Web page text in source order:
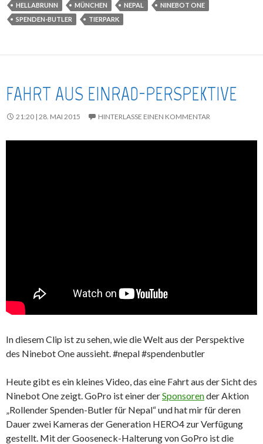
HELLABRUNN MÜNCHEN NEPAL
NINEBOT ONE
SPENDEN-BUTLER
TIERPARK
FAHRT AUS EINRAD-PERSPEKTIVE
21:20 | 28. MAI 2015 HINTERLASSE EINEN KOMMENTAR
In diesem Clip ist zu sehen, wie die Welt aus der Perspektive
des Ninebot One aussieht. #nepal #spendenbutler
Heute gibt es ein kleines Video, das eine Fahrt aus der Sicht des
Ninebot One zeigt. GoPro ist einer derSponsorender Aktion
„Rollender Spenden-Butler für Nepal“ und hat mir für deren
Dauer zwei Kameras der Generation HERO4 zur Verfügung
gestellt. Mit der Gooseneck-Halterung von GoPro ist die